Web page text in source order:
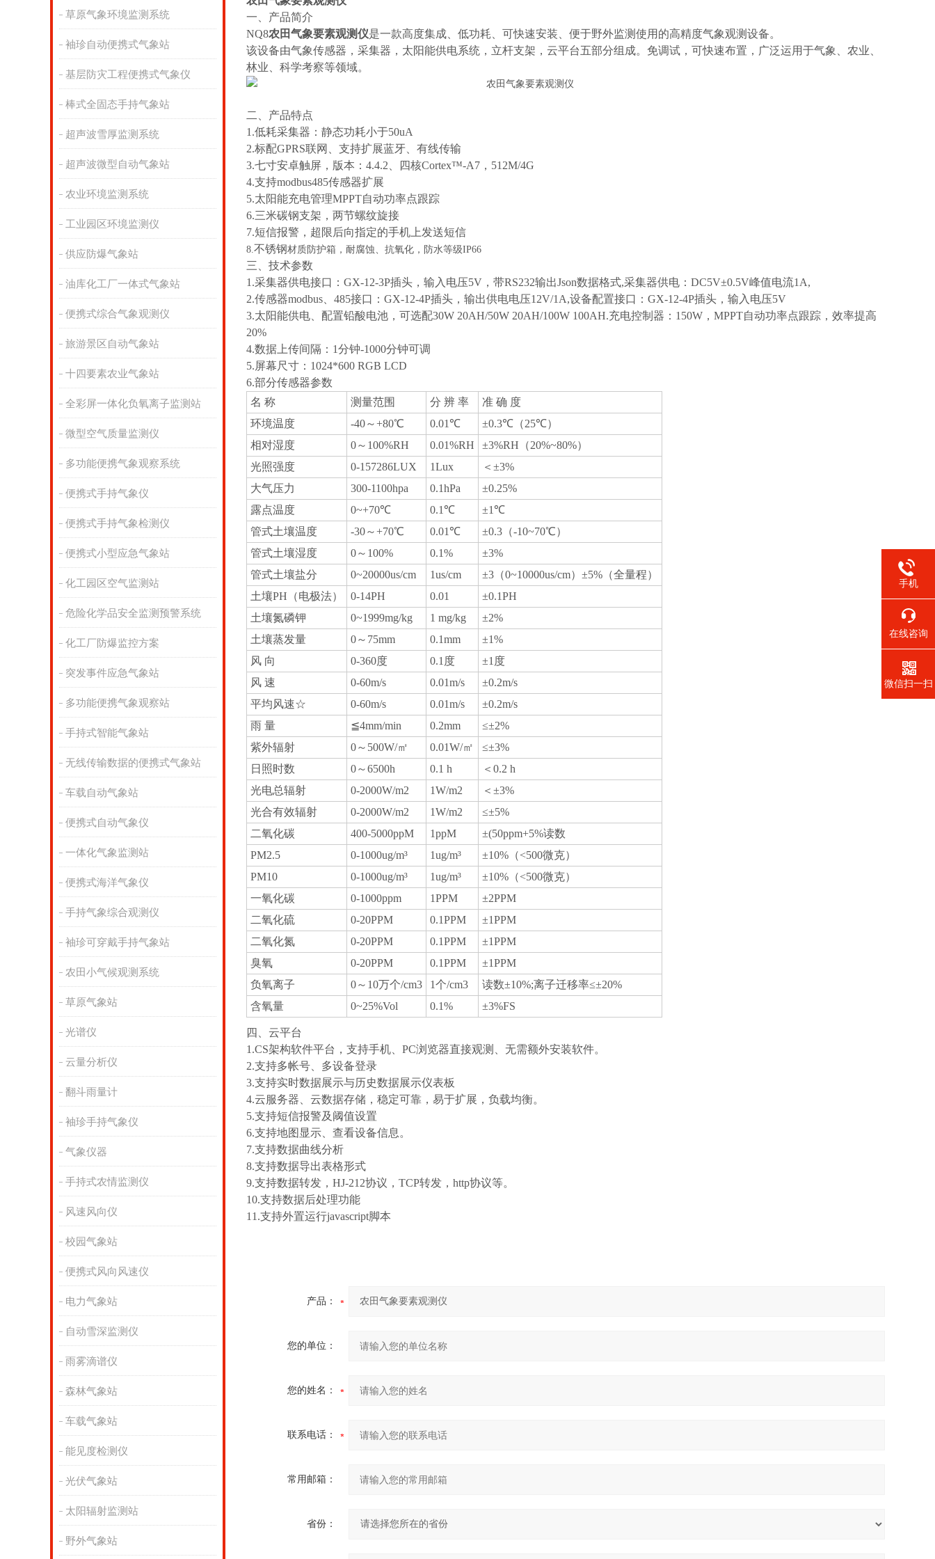
草原气象环境监测系统
袖珍自动便携式气象站
基层防灾工程便携式气象仪
棒式全固态手持气象站
超声波雪厚监测系统
超声波微型自动气象站
农业环境监测系统
工业园区环境监测仪
供应防爆气象站
油库化工厂一体式气象站
便携式综合气象观测仪
旅游景区自动气象站
十四要素农业气象站
全彩屏一体化负氧离子监测站
微型空气质量监测仪
多功能便携气象观察系统
便携式手持气象仪
便携式手持气象检测仪
便携式小型应急气象站
化工园区空气监测站
危险化学品安全监测预警系统
化工厂防爆监控方案
突发事件应急气象站
多功能便携气象观察站
手持式智能气象站
无线传输数据的便携式气象站
车载自动气象站
便携式自动气象仪
一体化气象监测站
便携式海洋气象仪
手持气象综合观测仪
袖珍可穿戴手持气象站
农田小气候观测系统
草原气象站
光谱仪
云量分析仪
翻斗雨量计
袖珍手持气象仪
气象仪器
手持式农情监测仪
风速风向仪
校园气象站
便携式风向风速仪
电力气象站
自动雪深监测仪
雨雾滴谱仪
森林气象站
车载气象站
能见度检测仪
光伏气象站
太阳辐射监测站
野外气象站
一、产品简介
NQ8农田气象要素观测仪是一款高度集成、低功耗、可快速安装、便于野外监测使用的高精度气象观测设备。
该设备由气象传感器，采集器，太阳能供电系统，立杆支架，云平台五部分组成。免调试，可快速布置，广泛运用于气象、农业、
林业、科学考察等领域。
二、产品特点
1.低耗采集器：静态功耗小于50uA
2.标配GPRS联网、支持扩展蓝牙、有线传输
3.七寸安卓触屏，版本：4.4.2、四核Cortex™-A7，512M/4G
4.支持modbus485传感器扩展
5.太阳能充电管理MPPT自动功率点跟踪
6.三米碳钢支架，两节螺纹旋接
7.短信报警，超限后向指定的手机上发送短信
8.不锈钢材质防护箱，耐腐蚀、抗氧化，防水等级IP66
三、技术参数
1.采集器供电接口：GX-12-3P插头，输入电压5V，带RS232输出Json数据格式,采集器供电：DC5V±0.5V峰值电流1A,
2.传感器modbus、485接口：GX-12-4P插头，输出供电电压12V/1A,设备配置接口：GX-12-4P插头，输入电压5V
3.太阳能供电、配置铅酸电池，可选配30W 20AH/50W 20AH/100W 100AH.充电控制器：150W，MPPT自动功率点跟踪，效率提高
20%
4.数据上传间隔：1分钟-1000分钟可调
5.屏幕尺寸：1024*600 RGB LCD
6.部分传感器参数
名 称
测量范围 分 辨 率
准 确 度
环境温度
-40～+80℃ 0.01℃
±0.3℃（25℃）
相对湿度
0～100%RH 0.01%RH
±3%RH（20%~80%）
光照强度
0-157286LUX 1Lux
＜±3%
大气压力
300-1100hpa 0.1hPa
±0.25%
露点温度
0~+70℃ 0.1℃
±1℃
管式土壤温度
-30～+70℃ 0.01℃
±0.3（-10~70℃）
管式土壤湿度
0～100% 0.1%
±3%
管式土壤盐分
0~20000us/cm 1us/cm
±3（0~10000us/cm）±5%（全量程）
土壤PH（电极法）
0-14PH 0.01
±0.1PH
土壤氮磷钾
0~1999mg/kg 1 mg/kg
±2%
土壤蒸发量
0～75mm 0.1mm
±1%
风 向
0-360度 0.1度
±1度
风 速
0-60m/s 0.01m/s
±0.2m/s
平均风速☆
0-60m/s 0.01m/s
±0.2m/s
雨 量
≦4mm/min 0.2mm
≤±2%
紫外辐射
0～500W/㎡ 0.01W/㎡
≤±3%
日照时数
0～6500h 0.1 h
＜0.2 h
光电总辐射
0-2000W/m2 1W/m2
＜±3%
光合有效辐射
0-2000W/m2 1W/m2
≤±5%
二氧化碳
400-5000ppM 1ppM
±(50ppm+5%读数
PM2.5
0-1000ug/m³ 1ug/m³
±10%（<500微克）
PM10
0-1000ug/m³ 1ug/m³
±10%（<500微克）
一氧化碳
0-1000ppm 1PPM
±2PPM
二氧化硫
0-20PPM 0.1PPM
±1PPM
二氧化氮
0-20PPM 0.1PPM
±1PPM
臭氧
0-20PPM 0.1PPM
±1PPM
负氧离子
0～10万个/cm3 1个/cm3
读数±10%;离子迁移率≤±20%
含氧量
0~25%Vol 0.1% ±3%FS
四、云平台
1.CS架构软件平台，支持手机、PC浏览器直接观测、无需额外安装软件。
2.支持多帐号、多设备登录
3.支持实时数据展示与历史数据展示仪表板
4.云服务器、云数据存储，稳定可靠，易于扩展，负载均衡。
5.支持短信报警及阈值设置
6.支持地图显示、查看设备信息。
7.支持数据曲线分析
8.支持数据导出表格形式
9.支持数据转发，HJ-212协议，TCP转发，http协议等。
10.支持数据后处理功能
11.支持外置运行javascript脚本
产品：
您的单位：
您的姓名：
联系电话：
常用邮箱：
省份：
手机
在线咨询
微信扫一扫